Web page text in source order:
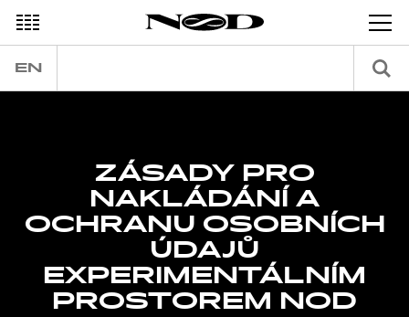
EN
ZÁSADY PRO
NAKLÁDÁNÍ A
OCHRANU OSOBNÍCH
ÚDAJŮ
EXPERIMENTÁLNÍM
PROSTOREM NOD